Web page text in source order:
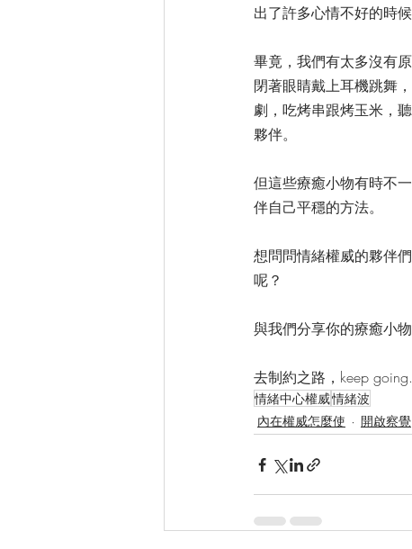
出了許多心情不好的時
畢竟，我們有太多沒有
閉著眼睛戴上耳機跳舞
劇，吃烤串跟烤玉米，
夥伴。
但這些療癒小物有時不
伴自己平穩的方法。
想問問情緒權威的夥伴
呢？
與我們分享你的療癒小物
去制約之路，keep
情緒中心權威情緒波
內在權威怎麼使
開啟察覺